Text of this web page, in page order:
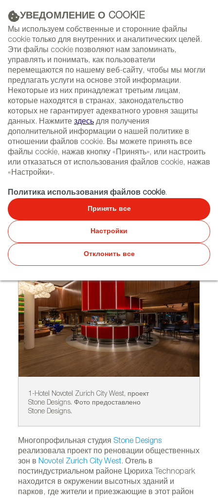
УВЕДОМЛЕНИЕ О COOKIE
Мы используем собственные и сторонние файлы
cookie только для внутренних и аналитических целей.
Эти файлы cookie позволяют нам запоминать,
управлять и понимать, как пользователи
перемещаются по нашему веб-сайту, чтобы мы могли
предлагать услуги на основе этой информации.
Некоторые из них принадлежат третьим лицам,
которые находятся в странах, законодательство
которых не гарантирует адекватного уровня защиты
данных. Нажмите здесь для получения
дополнительной информации о нашей политике в
отношении файлов cookie. Вы можете принять все
файлы cookie, нажав кнопку «Принять», или настроить
или отказаться от использования файлов cookie, нажав
«Настройки».
Политика использования файлов cookie.
Принять все
Настройки
Отклонить все
РЕКЛАМА
(+34) 913 497 100 |
NEWSLETTER
СОБЫТИЯ
Select
language
ГЛАВНАЯ
НОВОСТИ И ТЕНДЕНЦИИ
Новые интерьеры от Stone
Designs в Novotel Zurich City
West
1-Hotel Novotel Zurich City West, проект
Stone Designs. Фото предоставлено
Stone Designs.
Многопрофильная студия Stone Designs
реализовала проект по реновации общественных
зон вNovotel Zurich City West. Отель в
постиндустриальном районе Цюриха Technopark
находится в окружении высотных зданий и
парков, где жители и приезжающие в этот район